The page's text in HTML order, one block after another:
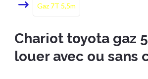
Gaz 7T 5,5m
Chariot toyota gaz
louer avec ou sans